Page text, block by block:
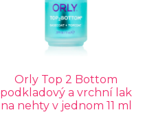
Orly Top 2 Bottom
podkladový a vrchní lak
na nehty v jednom 11 ml